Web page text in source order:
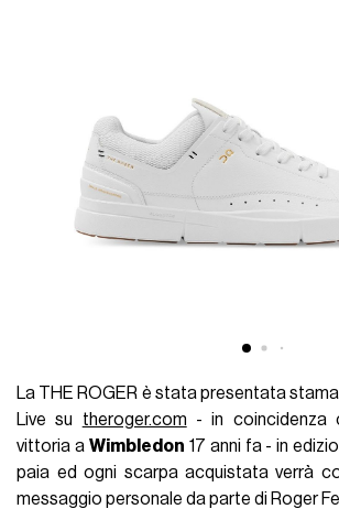
La THE ROGER è stata presentata
Live su theroger.com - in coincidenza
vittoria a Wimbledon 17 anni fa - in
paia ed ogni scarpa acquistata verrà
messaggio personale da parte di Roger